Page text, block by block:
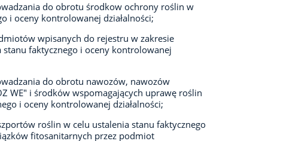
do obrotu środkow ochrony roślin w
i oceny kontrolowanej działalności;
wpisanych do rejestru w zakresie
faktycznego i oceny kontrolowanej
do obrotu nawozów, nawozów
WE" i środków wspomagających uprawę roślin
i oceny kontrolowanej działalności;
roślin w celu ustalenia stanu faktycznego
fitosanitarnych przez podmiot